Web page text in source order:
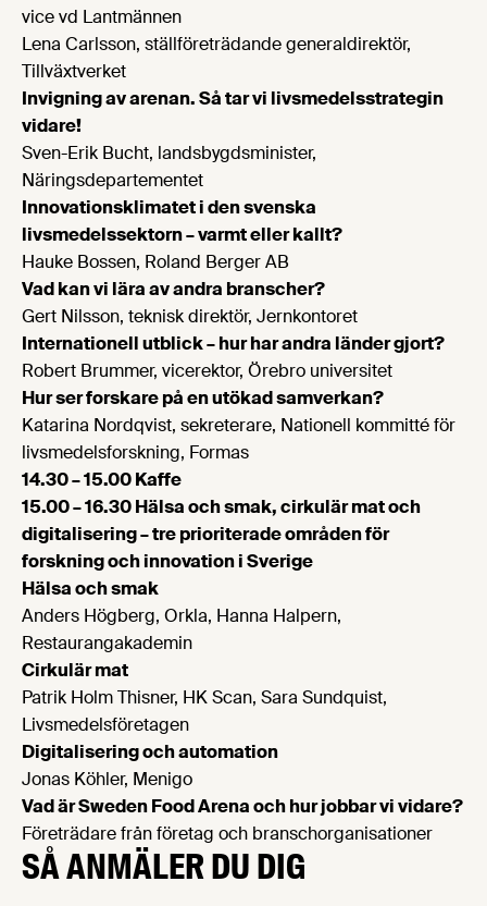
vice vd Lantmännen
Lena Carlsson, ställföreträdande generaldirektör,
Tillväxtverket
Invigning av arenan. Så tar vi livsmedelsstrategin
vidare!
Sven-Erik Bucht, landsbygdsminister,
Näringsdepartementet
Innovationsklimatet i den svenska
livsmedelssektorn – varmt eller kallt?
Hauke Bossen, Roland Berger AB
Vad kan vi lära av andra branscher?
Gert Nilsson, teknisk direktör, Jernkontoret
Internationell utblick – hur har andra länder gjort?
Robert Brummer, vicerektor, Örebro universitet
Hur ser forskare på en utökad samverkan?
Katarina Nordqvist, sekreterare, Nationell kommitté för
livsmedelsforskning, Formas
14.30 – 15.00 Kaffe
15.00 – 16.30 Hälsa och smak, cirkulär mat och
digitalisering – tre prioriterade områden för
forskning och innovation i Sverige
Hälsa och smak
Anders Högberg, Orkla, Hanna Halpern,
Restaurangakademin
Cirkulär mat
Patrik Holm Thisner, HK Scan, Sara Sundquist,
Livsmedelsföretagen
Digitalisering och automation
Jonas Köhler, Menigo
Vad är Sweden Food Arena och hur jobbar vi vidare?
Företrädare från företag och branschorganisationer
SÅ ANMÄLER DU DIG